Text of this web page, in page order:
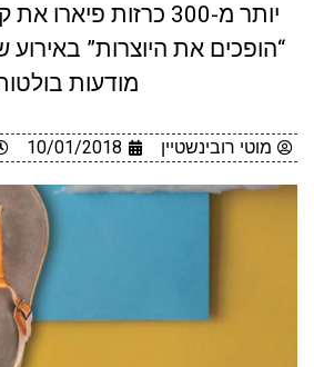
יותר מ-300 כרזות
מודעות
מוטי רובינשטיין 10/01/2018